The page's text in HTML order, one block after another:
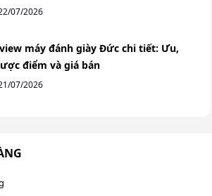
07/2026
máy đánh giày Đức chi tiết: Ưu,
điểm và giá bán
07/2026